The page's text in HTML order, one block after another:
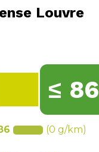
Louvre
≤ 86
(0 g/km)